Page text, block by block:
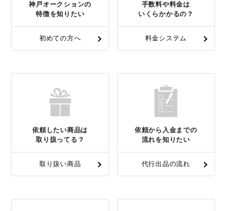
神戸オークションの
特徴を知りたい
初めての方へ
手数料や料金は
いくらかかるの？
料金システム
依頼したい商品は
取り扱ってる？
取り扱い商品
依頼から入金までの
流れを知りたい
代行出品の流れ